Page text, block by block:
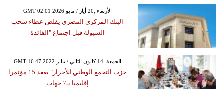
GMT 02:01 2026 الأربعاء ,20 أيار / مايو
البنك المركزي المصري يقلص عطاء سحب
السيولة قبل اجتماع "الفائدة
GMT 16:47 2022 الجمعة ,14 كانون الثاني / يناير
حزب التجمع الوطني للأحرار" يعقد 15 مؤتمرا
إقليميا بـ7 جهات